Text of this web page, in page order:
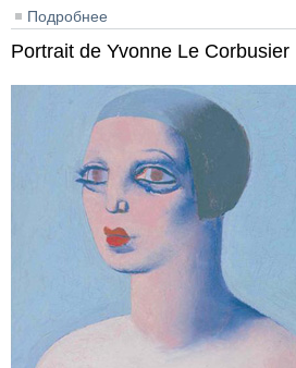
Подробнее
Portrait de Yvonne Le Corbusier